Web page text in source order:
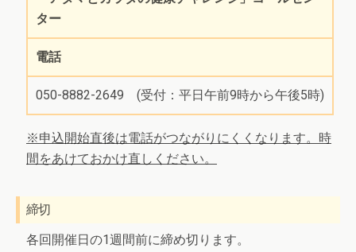
ター
電話
050-8882-2649 (受付：平日午前9時から午後5時)
※申込開始直後は電話がつながりにくくなります。時
間をあけておかけ直しください。
締切
各回開催日の1週間前に締め切ります。